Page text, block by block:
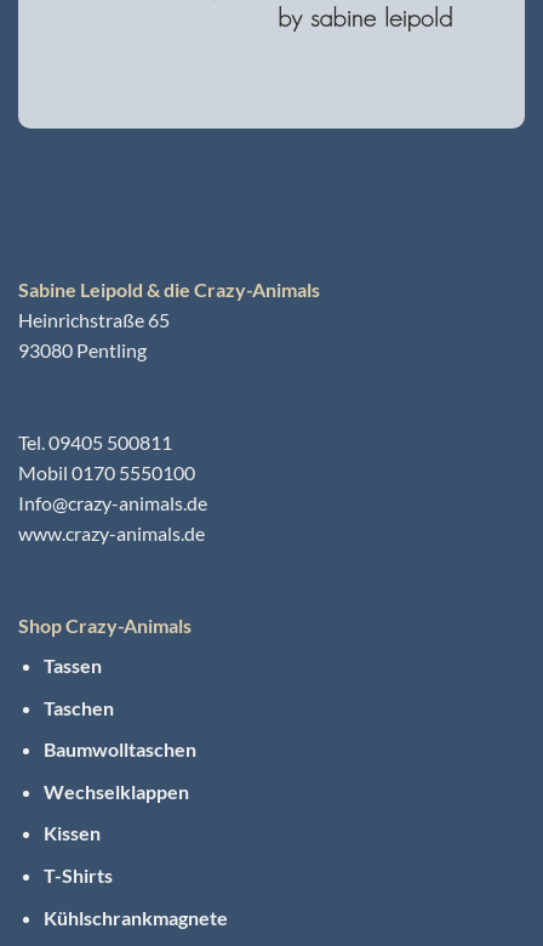
Sabine Leipold & die Crazy-Animals
Heinrichstraße 65
93080 Pentling
Tel. 09405 500811
Mobil 0170 5550100
Info@crazy-animals.de
www.crazy-animals.de
Shop Crazy-Animals
Tassen
Taschen
Baumwolltaschen
Wechselklappen
Kissen
T-Shirts
Kühlschrankmagnete